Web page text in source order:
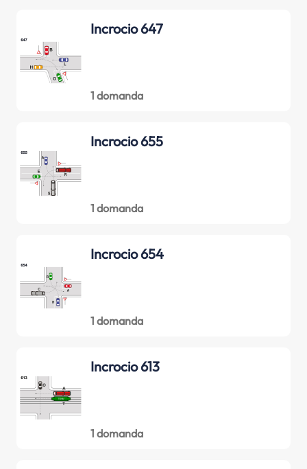
Incrocio 647
1 domanda
Incrocio 655
1 domanda
Incrocio 654
1 domanda
Incrocio 613
1 domanda